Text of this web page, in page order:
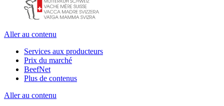
Aller au contenu
Services aux producteurs
Prix du marché
BeefNet
Plus de contenus
Aller au contenu